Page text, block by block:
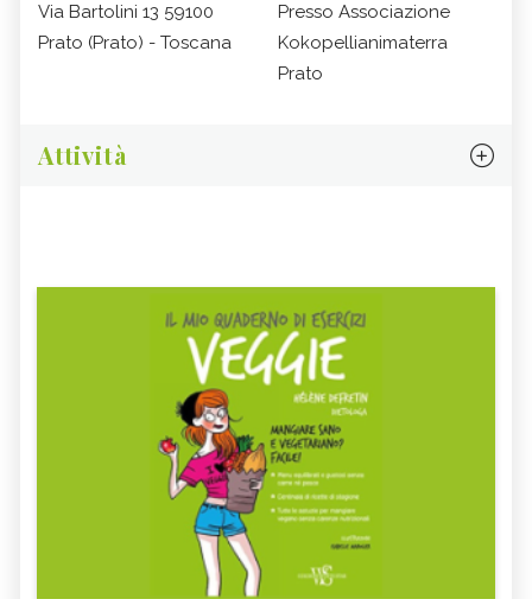
Via Bartolini 13 59100
Prato (Prato) - Toscana
Presso Associazione
Kokopellianimaterra
Prato
Attività